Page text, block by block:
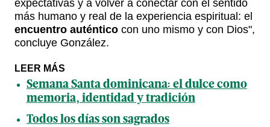
expectativas y a volver a conectar con el sentido
más humano y real de la experiencia espiritual: el
encuentro auténtico con uno mismo y con Dios",
concluye González.
LEER MÁS
Semana Santa dominicana: el dulce como
memoria, identidad y tradición
Todos los días son sagrados